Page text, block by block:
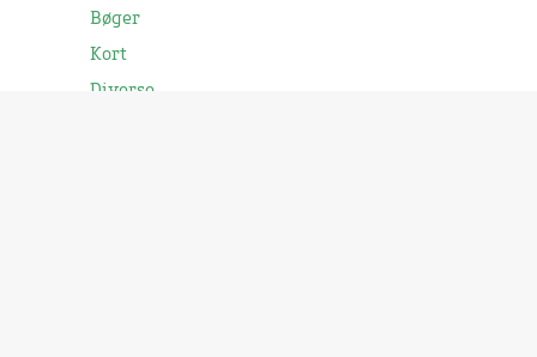
Bøger
Kort
Diverse